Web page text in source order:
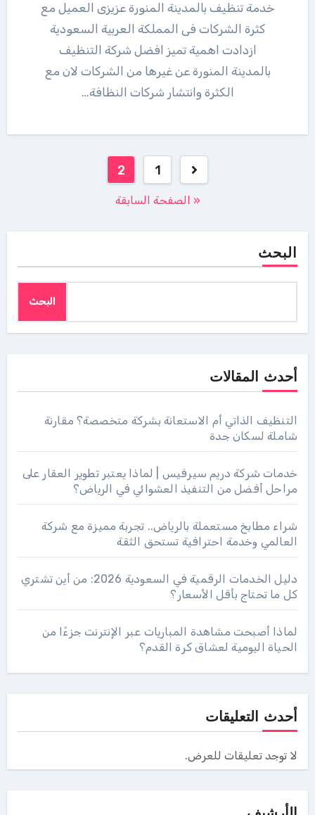
خدمة تنظيف بالمدينة المنورة عزيزى العميل مع
كثرة الشركات فى المملكة العربية السعودية
ازدادت اهمية تميز افضل شركة التنظيف
بالمدينة المنورة عن غيرها من الشركات لان مع
الكثرة وانتشار شركات النظافة…
pagination
1
2
« الصفحة السابقة
البحث
البحث
أحدث المقالات
التنظيف الذاتي أم الاستعانة بشركة متخصصة؟ مقارنة
شاملة لسكان جدة
خدمات شركة دريم سيرفيس | لماذا يعتبر تطوير العقار على
مراحل أفضل من التنفيذ العشوائي في الرياض؟
شراء مطابخ مستعملة بالرياض.. تجربة مميزة مع شركة
العالمي وخدمة احترافية تستحق الثقة
دليل الخدمات الرقمية في السعودية 2026: من أين تشتري
كل ما تحتاج بأقل الأسعار؟
لماذا أصبحت مشاهدة المباريات عبر الإنترنت جزءًا من
الحياة اليومية لعشاق كرة القدم؟
أحدث التعليقات
لا توجد تعليقات للعرض.